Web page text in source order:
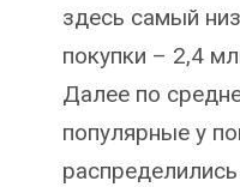
здесь самый
покупки – 2,4
Далее по
популярные у